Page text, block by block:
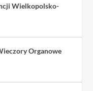
Wielkopolsko-
Organowe